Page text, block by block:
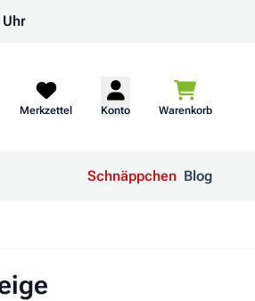
Merkzettel Konto Warenkorb
Schnäppchen Blog